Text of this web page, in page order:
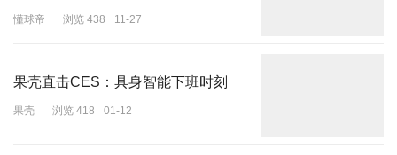
当场辩驳不熟，称对方是隔得远的后辈，如果再见到会亲自批评教育
懂球帝 浏览 438 11-27
果壳直击CES：具身智能下班时刻
果壳 浏览 418 01-12